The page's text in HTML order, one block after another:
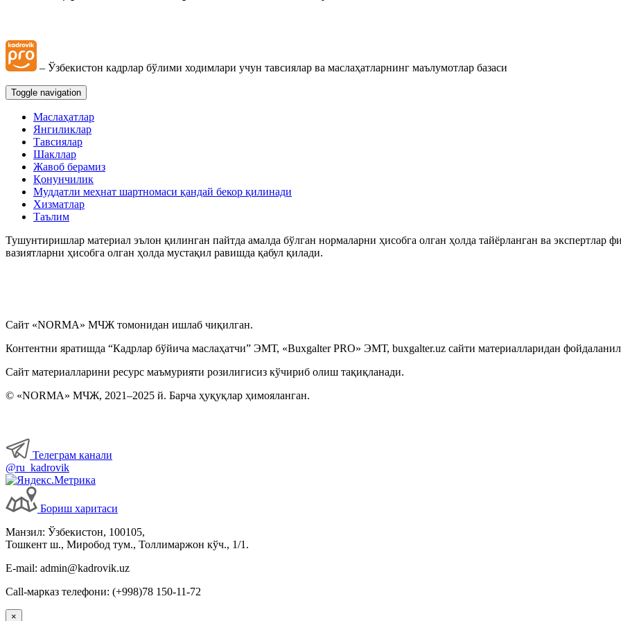
Қалбаки меҳнат дафтарчалари, шунингдек меҳнат дафтарчаларининг иккита бланкасининг аниқланиши тўғрисидаги вазиятларнинг
Иш ҳақи, компенсация ва бошқа тўловлар
Бошқа ишга ўтиш, ўриндошлик
Меҳнат шароитларининг ўзгариши
Иш вақти
Меҳнат шартномасини бекор қилиш
Хизмат сафарлари
Ходимларни аттестациядан ўтказиш
Меҳнат муҳофазаси
Интизомий жазо
– Ўзбекистон кадрлар бўлими ходимлари учун тавсиялар ва маслаҳатларнинг маълумотлар базаси
Toggle navigation
Маслаҳатлар
Янгиликлар
Тавсиялар
Шакллар
Жавоб берамиз
Қонунчилик
Муддатли меҳнат шартномаси қандай бекор қилинади
Хизматлар
Таълим
Тушунтиришлар материал эълон қилинган пайтда амалда бўлган нормаларни ҳисобга олган ҳолда тайёрланган ва
вазиятларни ҳисобга олган ҳолда мустақил равишда қабул қилади.
Сайт «NORMA» МЧЖ томонидан ишлаб чиқилган.
Контентни яратишда “Кадрлар бўйича маслаҳатчи” ЭМТ, «Buxgalter PRO» ЭМТ, buxgalter.uz сайти материалларидан
Сайт материалларини ресурс маъмурияти розилигисиз кўчириб олиш тақиқланади.
© «NORMA» МЧЖ, 2021–2025 й. Барча ҳуқуқлар ҳимояланган.
Телеграм канали
@ru_kadrovik
Бориш харитаси
Манзил: Ўзбекистон, 100105,
Тошкент ш., Миробод тум., Толлимаржон кўч., 1/1.
E-mail: admin@kadrovik.uz
Call-марказ телефони: (+998)78 150-11-72
×